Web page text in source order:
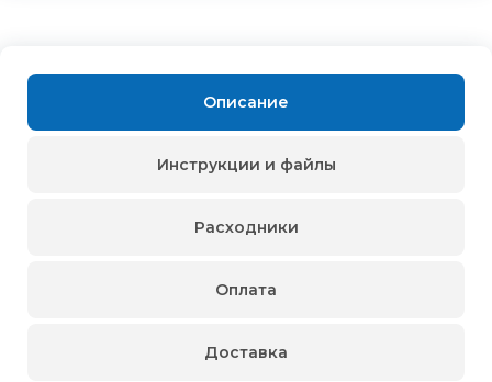
Описание
Инструкции и файлы
Расходники
Оплата
Доставка